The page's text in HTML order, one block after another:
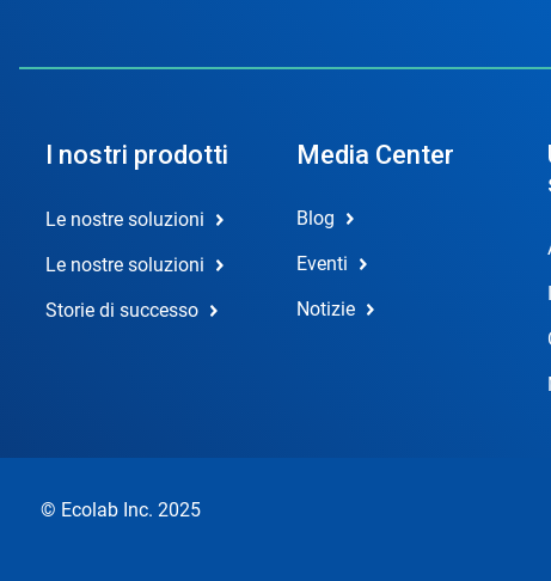
I nostri prodotti
Le nostre soluzioni
Le nostre soluzioni
Storie di successo
Media Center
Blog
Eventi
Notizie
© Ecolab Inc. 2025